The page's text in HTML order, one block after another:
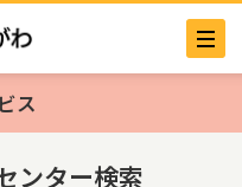
ス
ンター検索